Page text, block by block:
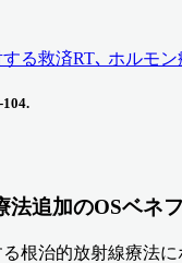
る救済RT､ ホルモ
法追加のOSベネ
根治的放射線療法